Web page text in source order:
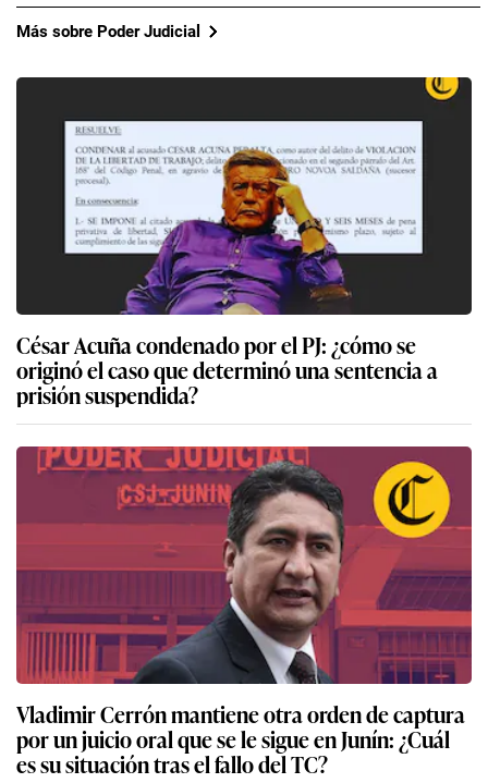
Más sobre Poder Judicial
César Acuña condenado por el PJ: ¿cómo se
originó el caso que determinó una sentencia a
prisión suspendida?
Vladimir Cerrón mantiene otra orden de captura
por un juicio oral que se le sigue en Junín: ¿Cuál
es su situación tras el fallo del TC?